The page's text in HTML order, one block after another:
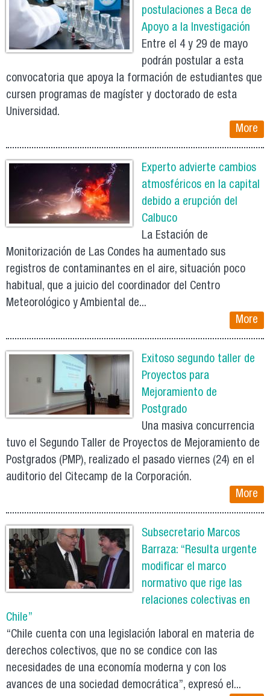
postulaciones a Beca de
Apoyo a la Investigación
Entre el 4 y 29 de mayo
podrán postular a esta
convocatoria que apoya la formación de estudiantes que
cursen programas de magíster y doctorado de esta
Universidad.
More
Experto advierte cambios
atmosféricos en la capital
debido a erupción del
Calbuco
La Estación de
Monitorización de Las Condes ha aumentado sus
registros de contaminantes en el aire, situación poco
habitual, que a juicio del coordinador del Centro
Meteorológico y Ambiental de...
More
Exitoso segundo taller de
Proyectos para
Mejoramiento de
Postgrado
Una masiva concurrencia
tuvo el Segundo Taller de Proyectos de Mejoramiento de
Postgrados (PMP), realizado el pasado viernes (24) en el
auditorio del Citecamp de la Corporación.
More
Subsecretario Marcos
Barraza: “Resulta urgente
modificar el marco
normativo que rige las
relaciones colectivas en
Chile”
“Chile cuenta con una legislación laboral en materia de
derechos colectivos, que no se condice con las
necesidades de una economía moderna y con los
avances de una sociedad democrática”, expresó el...